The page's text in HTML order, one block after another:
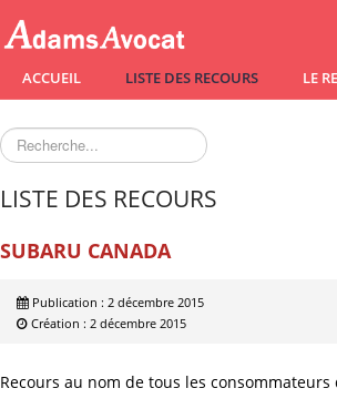
ACCUEIL LISTE DES RECOURS LE
Rechercher
LISTE DES RECOURS
SUBARU CANADA
Publication : 2 décembre 2015
Création : 2 décembre 2015
Recours au nom de tous les